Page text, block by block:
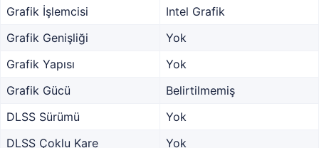
Grafik İşlemcisi
Intel Grafik
Grafik Genişliği
Yok
Grafik Yapısı
Yok
Grafik Gücü
Belirtilmemiş
DLSS Sürümü
Yok
DLSS Çoklu Kare
Yok